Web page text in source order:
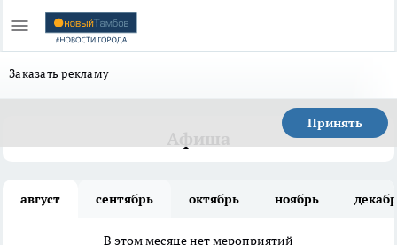
Заказать рекламу
Принять
август сентябрь октябрь ноябрь
В этом месяце нет мероприятий